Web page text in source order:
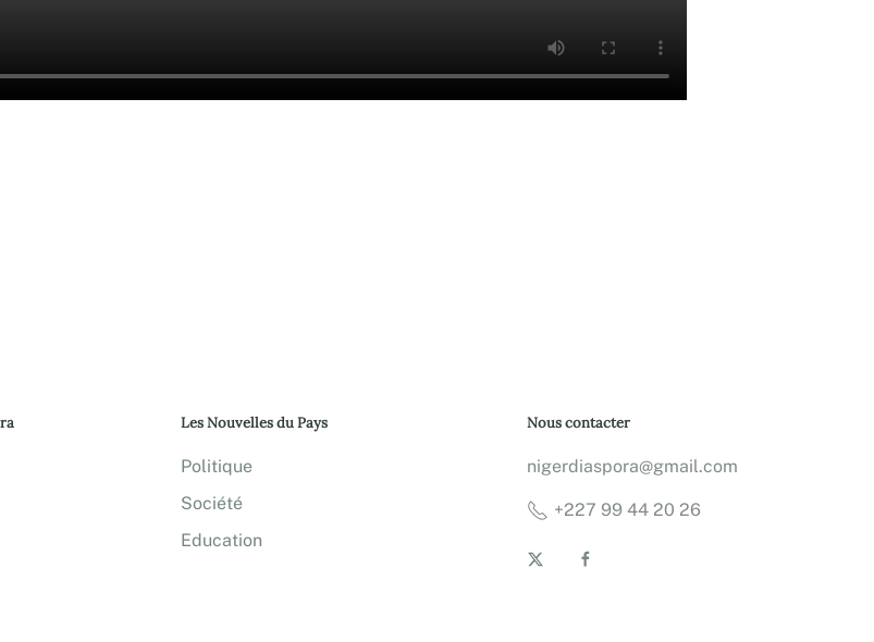
Les Nouvelles du Pays
Politique
Société
Education
Nous contacter
nigerdiaspora@gmail.com
+227 99 44 20 26